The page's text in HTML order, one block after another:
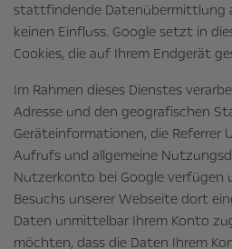
stattfindende Datenübermittlung
keinen Einfluss. Google setzt in
Cookies, die auf Ihrem Endgerät
Im Rahmen dieses Dienstes
Adresse und den geografischen
Geräteinformationen, die Referrer
Aufrufs und allgemeine
Nutzerkonto bei Google verfügen
Besuchs unserer Webseite dort
Daten unmittelbar Ihrem Konto
möchten, dass die Daten Ihrem